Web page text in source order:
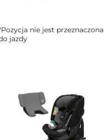
nie jest przeznaczona
jazdy